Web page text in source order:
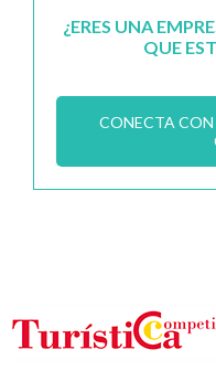
¿ERES UNA
QUE
CONECTA CON